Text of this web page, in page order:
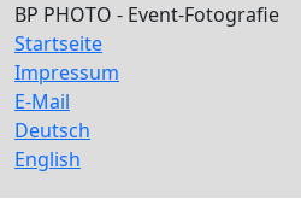
BP PHOTO - Event-Fotografie
Startseite
Impressum
E-Mail
Deutsch
English